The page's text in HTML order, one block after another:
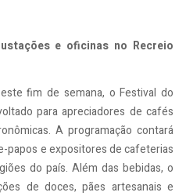
e oficinas no Recreio
fim de semana, o Festival do
para apreciadores de cafés
A programação contará
papos e expositores de cafeterias
do país. Além das bebidas, o
de doces, pães artesanais e